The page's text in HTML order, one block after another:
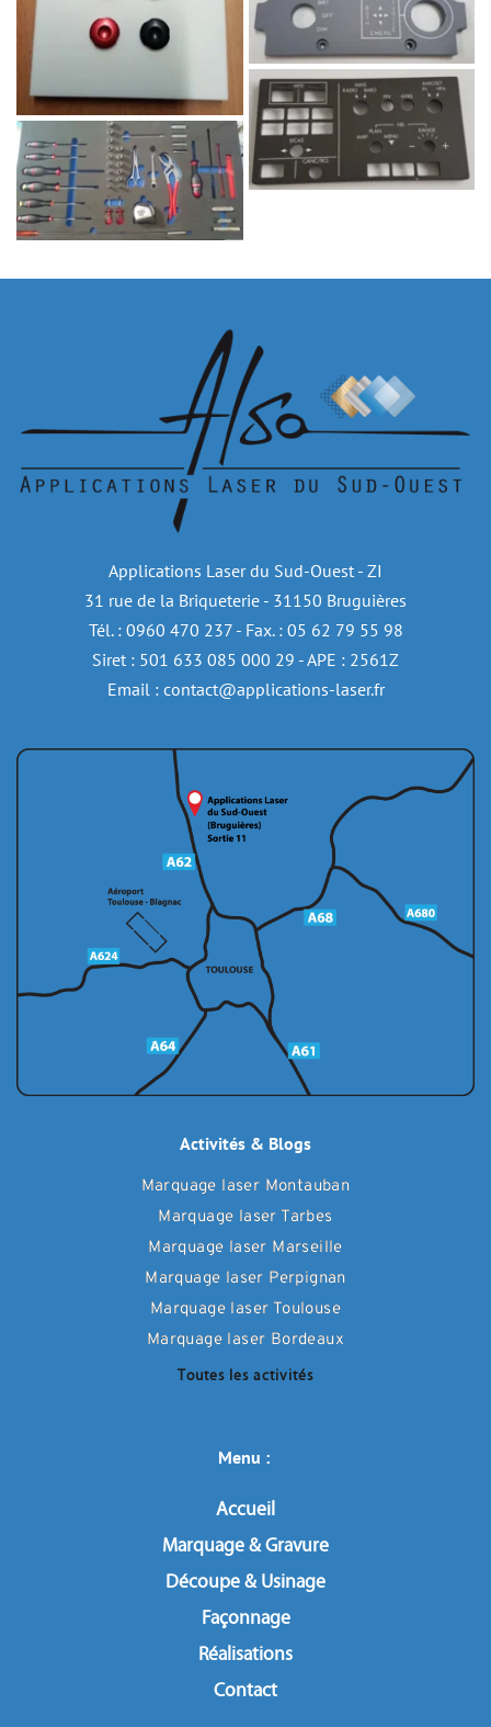
Applications Laser du Sud-Ouest - ZI
31 rue de la Briqueterie - 31150 Bruguières
Tél. : 0960 470 237 - Fax. : 05 62 79 55 98
Siret : 501 633 085 000 29 - APE : 2561Z
Email : contact@applications-laser.fr
Activités & Blogs
Marquage laser Montauban
Marquage laser Tarbes
Marquage laser Marseille
Marquage laser Perpignan
Marquage laser Toulouse
Marquage laser Bordeaux
Toutes les activités
Menu :
Accueil
Marquage & Gravure
Découpe & Usinage
Façonnage
Réalisations
Contact